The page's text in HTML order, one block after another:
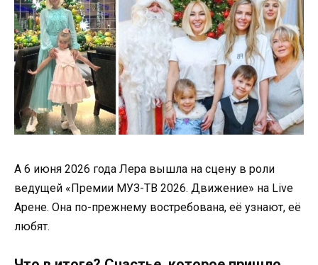
А 6 июня 2026 года Лера вышла на сцену в роли
ведущей «Премии МУЗ-ТВ 2026. Движение» на Live
Арене. Она по-прежнему востребована, её узнают, её
любят.